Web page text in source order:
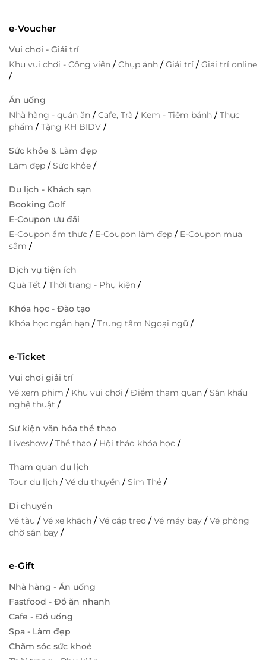
e-Voucher
Vui chơi - Giải trí
Khu vui chơi - Công viên /Chụp ảnh /Giải trí /Giải trí online
/
Ăn uống
Nhà hàng - quán ăn /Cafe, Trà / Kem - Tiệm bánh /Thực
phẩm /Tặng KH BIDV /
Sức khỏe & Làm đẹp
Làm đẹp /Sức khỏe /
Du lịch - Khách sạn
Booking Golf
E-Coupon ưu đãi
E-Coupon ẩm thực / E-Coupon làm đẹp / E-Coupon mua
sắm /
Dịch vụ tiện ích
Quà Tết /Thời trang - Phụ kiện /
Khóa học - Đào tạo
Khóa học ngắn hạn /Trung tâm Ngoại ngữ/
e-Ticket
Vui chơi giải trí
Vé xem phim / Khu vui chơi /Điểm tham quan /Sân khấu
nghệ thuật /
Sự kiện văn hóa thể thao
Liveshow /Thể thao / Hội thảo khóa học /
Tham quan du lịch
Tour du lịch /Vé du thuyền /Sim Thẻ /
Di chuyển
Vé tàu /Vé xe khách /Vé cáp treo /Vé máy bay /Vé phòng
chờ sân bay /
e-Gift
Nhà hàng - Ăn uống
Fastfood - Đồ ăn nhanh
Cafe - Đồ uống
Spa - Làm đẹp
Chăm sóc sức khoẻ